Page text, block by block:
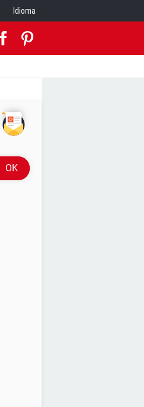
Idioma